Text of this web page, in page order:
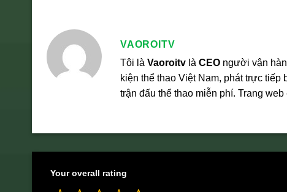
VAOROITV
Tôi là Vaoroitv là CEO người vận
kiện thể thao Việt Nam, phát trực
trận đấu thể thao miễn phí. Trang
Your overall rating